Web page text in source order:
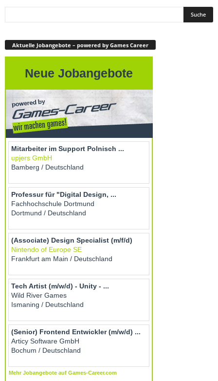
Aktuelle Jobangebote – powered by Games Career